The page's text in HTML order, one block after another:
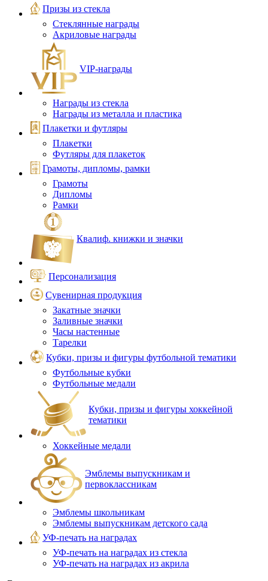
Призы из стекла
Стеклянные награды
Акриловые награды
VIP‑награды
Награды из стекла
Награды из металла и пластика
Плакетки и футляры
Плакетки
Футляры для плакеток
Грамоты, дипломы, рамки
Грамоты
Дипломы
Рамки
Квалиф. книжки и значки
Персонализация
Сувенирная продукция
Закатные значки
Заливные значки
Часы настенные
Тарелки
Кубки, призы и фигуры футбольной тематики
Футбольные кубки
Футбольные медали
Кубки, призы и фигуры хоккейной
тематики
Хоккейные медали
Эмблемы выпускникам и
первоклассникам
Эмблемы школьникам
Эмблемы выпускникам детского сада
УФ-печать на наградах
УФ‑печать на наградах из стекла
УФ-печать на наградах из акрила